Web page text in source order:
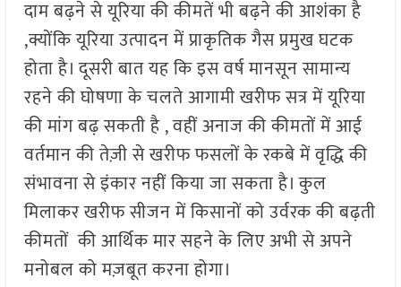
दाम बढ़ने से यूरिया की कीमतें भी बढ़ने की आशंका है
,क्योंकि यूरिया उत्पादन में प्राकृतिक गैस प्रमुख घटक
होता है। दूसरी बात यह कि इस वर्ष मानसून सामान्य
रहने की घोषणा के चलते आगामी खरीफ सत्र में यूरिया
की मांग बढ़ सकती है , वहीं अनाज की कीमतों में आई
वर्तमान की तेज़ी से खरीफ फसलों के रकबे में वृद्धि की
संभावना से इंकार नहीं किया जा सकता है। कुल
मिलाकर खरीफ सीजन में किसानों को उर्वरक की बढ़ती
कीमतों की आर्थिक मार सहने के लिए अभी से अपने
मनोबल को मज़बूत करना होगा।